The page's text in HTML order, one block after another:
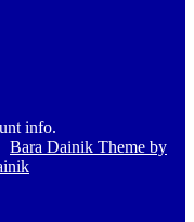
info.
Bara Dainik Theme by